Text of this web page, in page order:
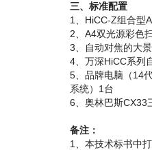
三、标准配置
1、HiCC-Z组合型
2、A4双光源彩色
3、自动对焦的大
4、万深HiCC系列
5、品牌电脑（14
系统）1台
6、奥林巴斯CX33
备注：
1、本技术标书中打